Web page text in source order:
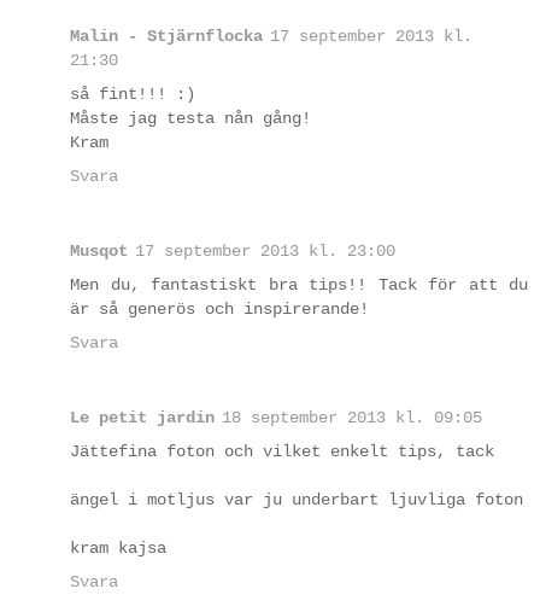
Malin - Stjärnflocka 17 september 2013 kl.
21:30
så fint!!! :)
Måste jag testa nån gång!
Kram
Svara
Musqot 17 september 2013 kl. 23:00
Men du, fantastiskt bra tips!! Tack för att du
är så generös och inspirerande!
Svara
Le petit jardin 18 september 2013 kl. 09:05
Jättefina foton och vilket enkelt tips, tack
ängel i motljus var ju underbart ljuvliga foton
kram kajsa
Svara